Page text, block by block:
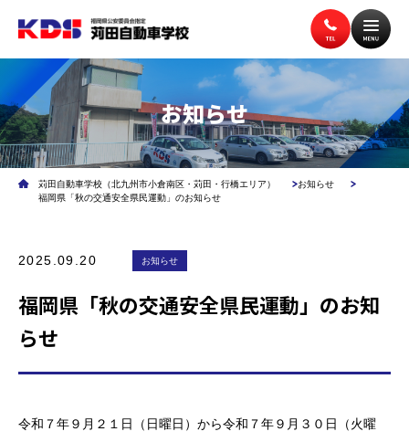
トップページ 入校案内
教習案内 講習案内
施設案内
企業安全運転研修 学校交通安全講習
お知らせ
苅田自動車学校（北九州市小倉南区・苅田・行橋エリア）
お知らせ
福岡県「秋の交通安全県民運動」のお知らせ
2025.09.20 お知らせ
福岡県「秋の交通安全県民運動」のお知
らせ
令和７年９月２１日（日曜日）から令和７年９月３０日（火曜